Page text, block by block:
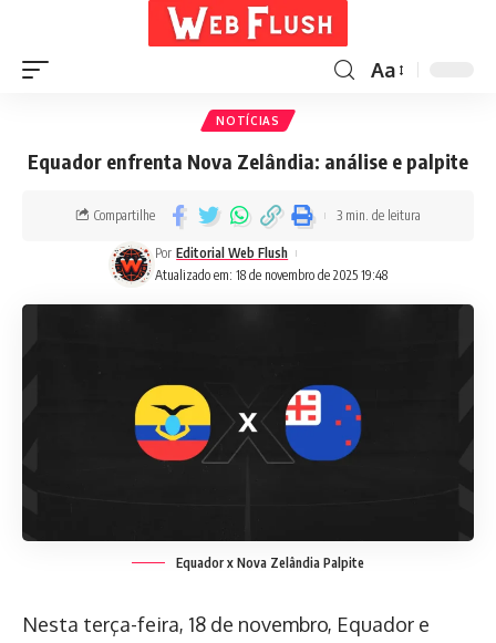
Aa
NOTÍCIAS
Equador enfrenta Nova Zelândia: análise e palpite
Atualizado em: 18 de novembro de 2025 19:48
Por Editorial Web Flush
Compartilhe 3 min. de leitura
Equador x Nova Zelândia Palpite
Nesta terça-feira, 18 de novembro, Equador e